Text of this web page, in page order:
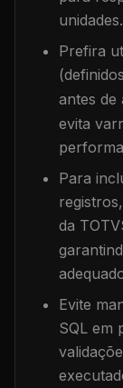
unidades.
Prefira
antes de
evita
Para
da
Evite
SQL em